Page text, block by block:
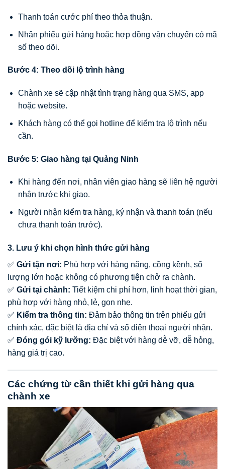
Thanh toán cước phí theo thỏa thuận.
Nhận phiếu gửi hàng hoặc hợp đồng vận chuyển có mã
số theo dõi.
Bước 4: Theo dõi lộ trình hàng
Chành xe sẽ cập nhật tình trạng hàng qua SMS, app
hoặc website.
Khách hàng có thể gọi hotline để kiểm tra lộ trình nếu
cần.
Bước 5: Giao hàng tại Quảng Ninh
Khi hàng đến nơi, nhân viên giao hàng sẽ liên hệ người
nhận trước khi giao.
Người nhận kiểm tra hàng, ký nhận và thanh toán (nếu
chưa thanh toán trước).
3. Lưu ý khi chọn hình thức gửi hàng
✅ Gửi tận nơi: Phù hợp với hàng nặng, cồng kềnh, số
lượng lớn hoặc không có phương tiện chở ra chành.
✅ Gửi tại chành: Tiết kiệm chi phí hơn, linh hoạt thời gian,
phù hợp với hàng nhỏ, lẻ, gọn nhẹ.
✅ Kiểm tra thông tin: Đảm bảo thông tin trên phiếu gửi
chính xác, đặc biệt là địa chỉ và số điện thoại người nhận.
✅ Đóng gói kỹ lưỡng: Đặc biệt với hàng dễ vỡ, dễ hỏng,
hàng giá trị cao.
Các chứng từ cần thiết khi gửi hàng qua
chành xe